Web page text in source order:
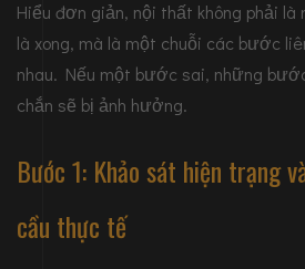
Hiểu đơn giản, nội thất không phải
là xong, mà là một chuỗi các bước
nhau. Nếu một bước sai, những
chắn sẽ bị ảnh hưởng.
Bước 1: Khảo sát hiện trạng
cầu thực tế